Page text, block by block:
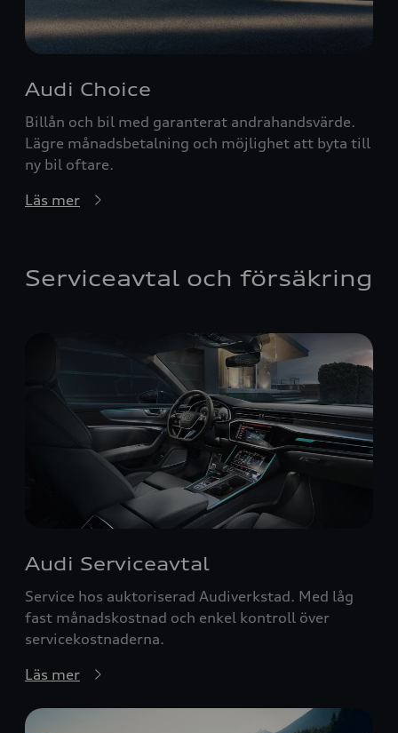
Audi Choice
Billån och bil med garanterat andrahandsvärde.
Lägre månadsbetalning och möjlighet att byta till
ny bil oftare.
Läs mer
Serviceavtal och försäkring
Audi Serviceavtal
Service hos auktoriserad Audiverkstad. Med låg
fast månadskostnad och enkel kontroll över
servicekostnaderna.
Läs mer